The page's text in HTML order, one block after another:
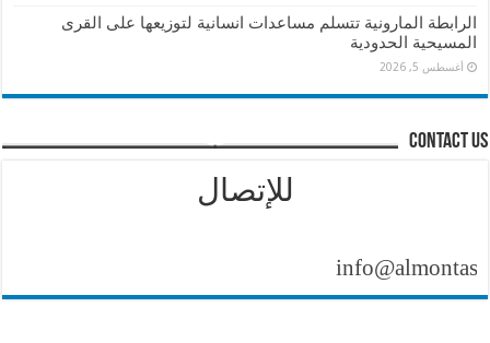
الرابطة المارونية تتسلم مساعدات انسانية لتوزيعها على القرى
المسيحية الحدودية
أغسطس 5, 2026
contact us
للإتصال
info@almontasher.com